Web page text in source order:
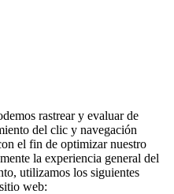
rastrear y evaluar de
del clic y navegación
el fin de optimizar nuestro
la experiencia general del
utilizamos los siguientes
web: